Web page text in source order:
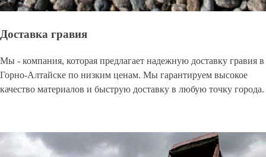
Доставка гравия
Мы - компания, которая предлагает надежную доставку гравия в
Горно-Алтайске по низким ценам. Мы гарантируем высокое
качество материалов и быструю доставку в любую точку города.